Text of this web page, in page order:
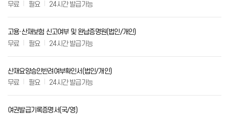
무료
필요 24시간 발급가능
고용·산재보험 신고여부 및 완납증명원(법인/개인)
무료
필요 24시간 발급가능
산재요양승인반려여부확인서(법인/개인)
무료
필요 24시간 발급가능
여권발급기록증명서(국/영)